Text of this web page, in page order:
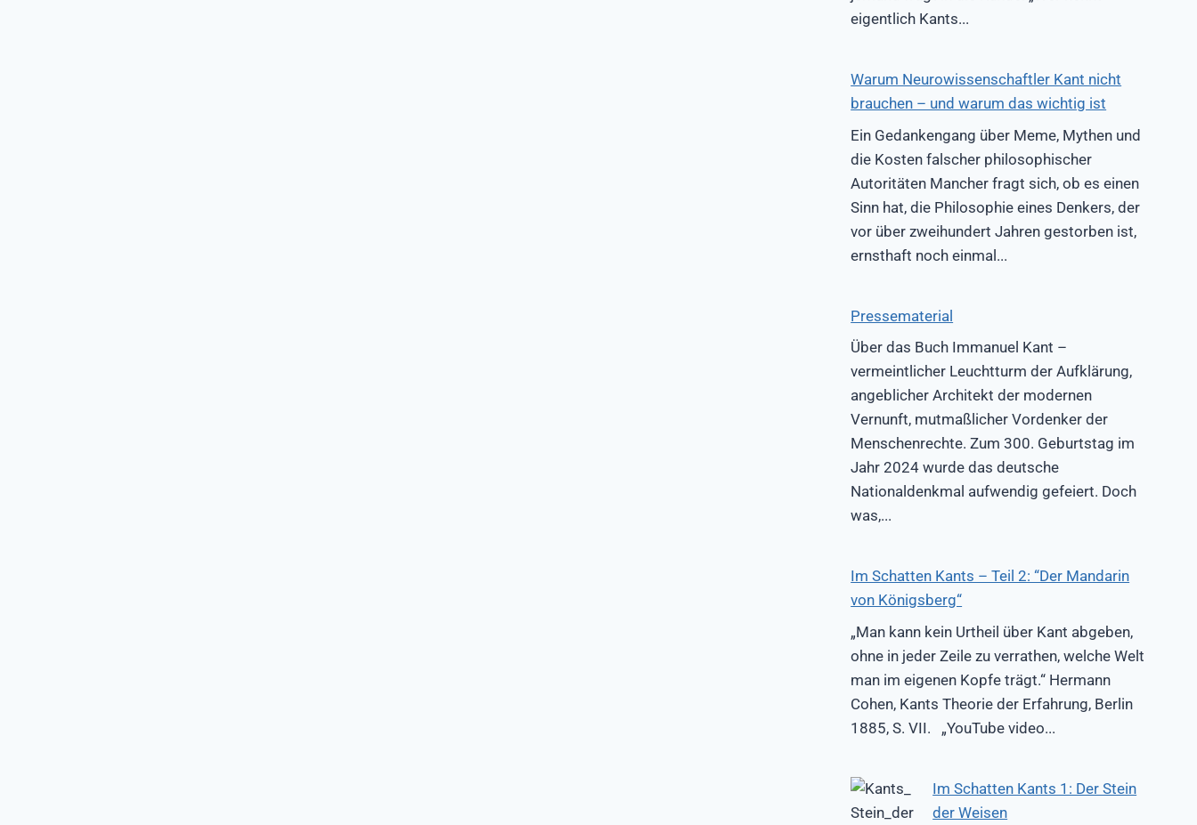
eigentlich Kants...
Warum Neurowissenschaftler Kant nicht
brauchen – und warum das wichtig ist
Ein Gedankengang über Meme, Mythen und
die Kosten falscher philosophischer
Autoritäten Mancher fragt sich, ob es einen
Sinn hat, die Philosophie eines Denkers, der
vor über zweihundert Jahren gestorben ist,
ernsthaft noch einmal...
Pressematerial
Über das Buch Immanuel Kant –
vermeintlicher Leuchtturm der Aufklärung,
angeblicher Architekt der modernen
Vernunft, mutmaßlicher Vordenker der
Menschenrechte. Zum 300. Geburtstag im
Jahr 2024 wurde das deutsche
Nationaldenkmal aufwendig gefeiert. Doch
was,...
Im Schatten Kants – Teil 2: “Der Mandarin
von Königsberg“
„Man kann kein Urtheil über Kant abgeben,
ohne in jeder Zeile zu verrathen, welche Welt
man im eigenen Kopfe trägt.“ Hermann
Cohen, Kants Theorie der Erfahrung, Berlin
1885, S. VII. „YouTube video...
Im Schatten Kants 1: Der Stein
der Weisen